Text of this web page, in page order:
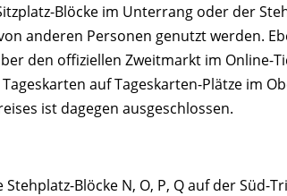
Blöcke im Unterrang oder der
anderen Personen genutzt werden.
den offiziellen Zweitmarkt im Online-
auf Tageskarten-Plätze im
ist dagegen ausgeschlossen.
Blöcke N, O, P, Q auf der Süd-